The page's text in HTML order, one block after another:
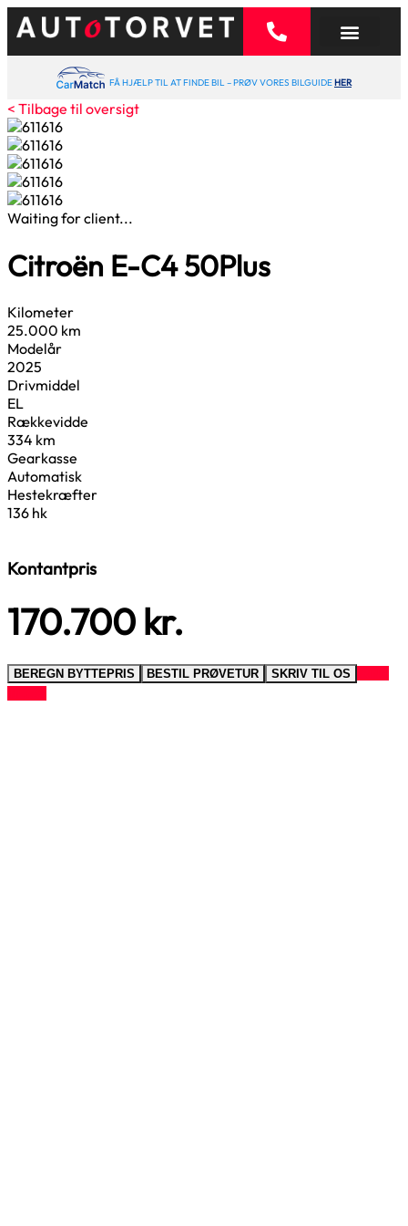
FÅ HJÆLP TIL AT FINDE BIL – PRØV VORES BILGUIDEHER
< Tilbage til oversigt
Waiting for client...
Citroën E-C450Plus
Kilometer
25.000 km
Modelår
2025
Drivmiddel
EL
Rækkevidde
334 km
Gearkasse
Automatisk
Hestekræfter
136 hk
Kontantpris
170.700 kr.
BEREGN BYTTEPRIS BESTIL PRØVETUR SKRIV TIL OS